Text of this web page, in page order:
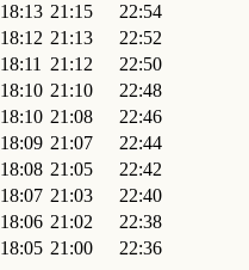
18:13 21:15
22:54
18:12 21:13
22:52
18:11 21:12
22:50
18:10 21:10
22:48
18:10 21:08
22:46
18:09 21:07
22:44
18:08 21:05
22:42
18:07 21:03
22:40
18:06 21:02
22:38
18:05 21:00 22:36